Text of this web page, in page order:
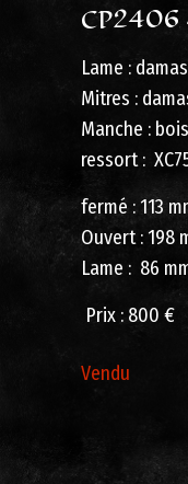
CP2406
Lame :
Mitres :
Manche :
ressort :
fermé : 113
Ouvert : 198
Lame : 86
Prix : 800 €